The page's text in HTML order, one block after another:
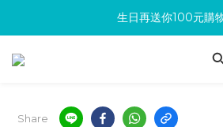
滿300回饋10%購
生日再送你100元購
加入成為新會員 馬上領取
Share